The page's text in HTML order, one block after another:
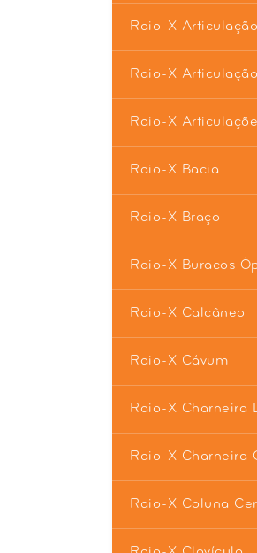
Raio-X
Raio-X
Raio-X
Raio-X Bacia
Raio-X Braço
Raio-X Buracos
Raio-X Calcâneo
Raio-X Cávum
Raio-X Charneira
Raio-X Charneira
Raio-X Coluna